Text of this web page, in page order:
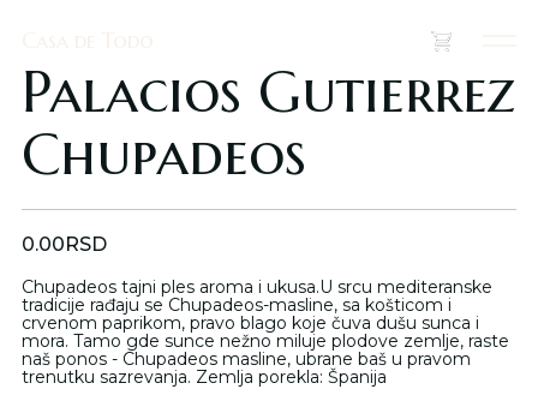
Palacios Gutierrez
Chupadeos
0.00RSD
Chupadeos tajni ples aroma i ukusa.U srcu mediteranske
tradicije rađaju se Chupadeos-masline, sa košticom i
crvenom paprikom, pravo blago koje čuva dušu sunca i
mora. Tamo gde sunce nežno miluje plodove zemlje, raste
naš ponos - Chupadeos masline, ubrane baš u pravom
trenutku sazrevanja. Zemlja porekla: Španija